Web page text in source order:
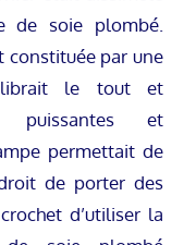
de soie plombé.
constituée par une
le tout et
puissantes et
permettait de
de porter des
d’utiliser la